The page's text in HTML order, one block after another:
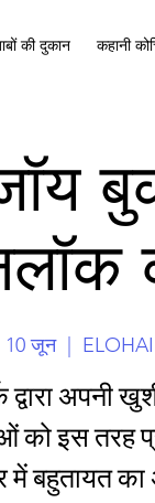
की दुकान कहानी
10 जून
  |
द्वारा अपनी
को इस तरह
में बहुतायत